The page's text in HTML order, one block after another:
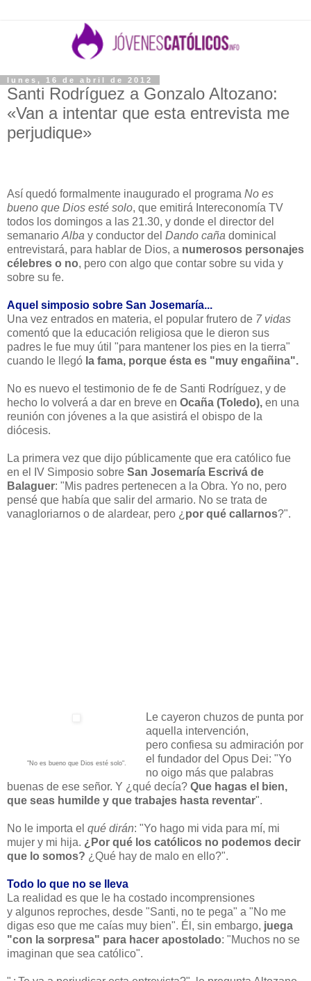
lunes, 16 de abril de 2012
Santi Rodríguez a Gonzalo Altozano:
«Van a intentar que esta entrevista me
perjudique»
Así quedó formalmente inaugurado el programa No es
bueno que Dios esté solo, que emitirá Intereconomía TV
todos los domingos a las 21.30, y donde el director del
semanario Alba y conductor del Dando caña dominical
entrevistará, para hablar de Dios, a numerosos personajes
célebres o no, pero con algo que contar sobre su vida y
sobre su fe.
Aquel simposio sobre San Josemaría...
Una vez entrados en materia, el popular frutero de 7 vidas
comentó que la educación religiosa que le dieron sus
padres le fue muy útil "para mantener los pies en la tierra"
cuando le llegó la fama, porque ésta es "muy engañina".
No es nuevo el testimonio de fe de Santi Rodríguez, y de
hecho lo volverá a dar en breve en Ocaña (Toledo), en una
reunión con jóvenes a la que asistirá el obispo de la
diócesis.
La primera vez que dijo públicamente que era católico fue
en el IV Simposio sobre San Josemaría Escrivá de
Balaguer: "Mis padres pertenecen a la Obra. Yo no, pero
pensé que había que salir del armario. No se trata de
vanagloriarnos o de alardear, pero ¿ por qué callarnos?".
"No es bueno que Dios esté solo".
Le cayeron chuzos de punta por
aquella intervención,
pero confiesa su admiración por
el fundador del Opus Dei: "Yo
no oigo más que palabras
buenas de ese señor. Y ¿qué decía? Que hagas el bien,
que seas humilde y que trabajes hasta reventar".
No le importa el qué dirán: "Yo hago mi vida para mí, mi
mujer y mi hija. ¿Por qué los católicos no podemos decir
que lo somos? ¿Qué hay de malo en ello?".
Todo lo que no se lleva
La realidad es que le ha costado incomprensiones
y algunos reproches, desde "Santi, no te pega" a "No me
digas eso que me caías muy bien". Él, sin embargo, juega
"con la sorpresa" para hacer apostolado: "Muchos no se
imaginan que sea católico".